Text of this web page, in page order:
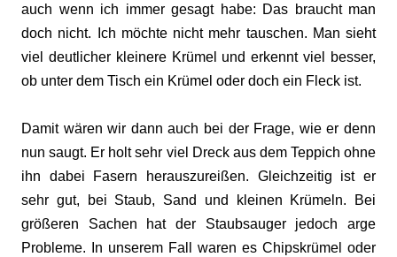
auch wenn ich immer gesagt habe: Das braucht man
doch nicht. Ich möchte nicht mehr tauschen. Man sieht
viel deutlicher kleinere Krümel und erkennt viel besser,
ob unter dem Tisch ein Krümel oder doch ein Fleck ist.
Damit wären wir dann auch bei der Frage, wie er denn
nun saugt. Er holt sehr viel Dreck aus dem Teppich ohne
ihn dabei Fasern herauszureißen. Gleichzeitig ist er
sehr gut, bei Staub, Sand und kleinen Krümeln. Bei
größeren Sachen hat der Staubsauger jedoch arge
Probleme. In unserem Fall waren es Chipskrümel oder